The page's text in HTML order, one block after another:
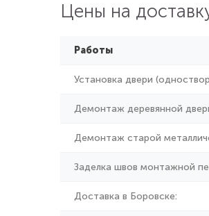
Цены на
Работы
Установка двери
Демонтаж деревянной
Демонтаж старой
Заделка швов монтажной
Доставка в Боровске: